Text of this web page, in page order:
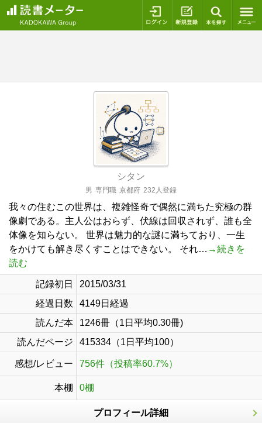
ログイン 新規登録
シタン
男 専門職 京都府 232人登録
我々の住むこの世界は、複雑怪奇で偶然に満ちた究極の群
像劇である。主人公はおらず、伏線は回収されず、誰も全
体像を知らない。 世界は魅力的な謎に満ちており、一生
をかけても解き尽くすことはできない。 それ… →続きを
読む
記録初日
2015/03/31
経過日数
4149日経過
読んだ本
1246冊（1日平均0.30冊)
読んだページ
415334（1日平均100）
感想/レビュー 756件（投稿率60.7%）
本棚 0棚
プロフィール詳細